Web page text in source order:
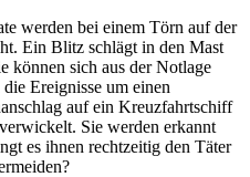
werden bei einem Törn auf der
Ein Blitz schlägt in den Mast
können sich aus der Notlage
Ereignisse um einen
auf ein Kreuzfahrtschiff
Sie werden erkannt
es ihnen rechtzeitig den Täter